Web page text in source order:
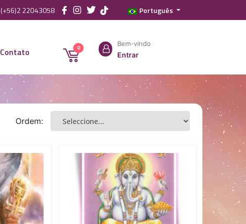
Português
(+56)2 22043058
Contato 0
Bem-vindo
Entrar
Ordem: